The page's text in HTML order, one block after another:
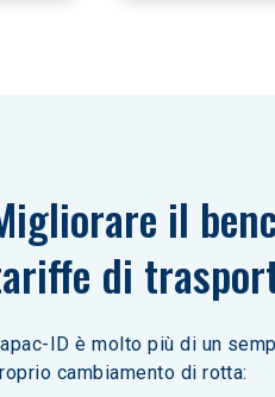
il
di
ID è molto più di un
cambiamento di rotta: